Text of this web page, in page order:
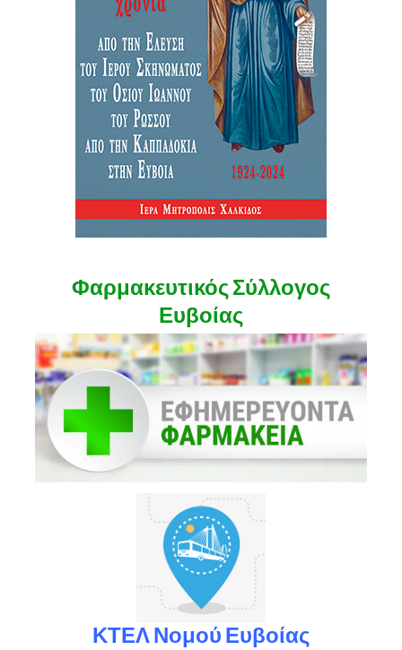
Φαρμακευτικός Σύλλογος
Ευβοίας
ΚΤΕΛ Νομού Ευβοίας